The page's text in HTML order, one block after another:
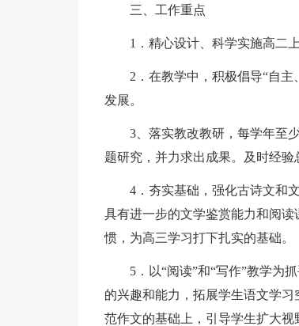
三、工作重点
1．精心设计、科学实施高二
2．在教学中，积极倡导“自
发展。
3、落实教改教研，每学年至
题研究，并力求出成果。及时经验
4．夯实基础，强化古诗文和
具有进一步的文学鉴赏能力和阅
惯，为高三学习打下扎实的基础。
5．以“阅读”和“写作”教学为
的兴趣和能力，拓展学生语文学
范作文的基础上，引导学生扩大